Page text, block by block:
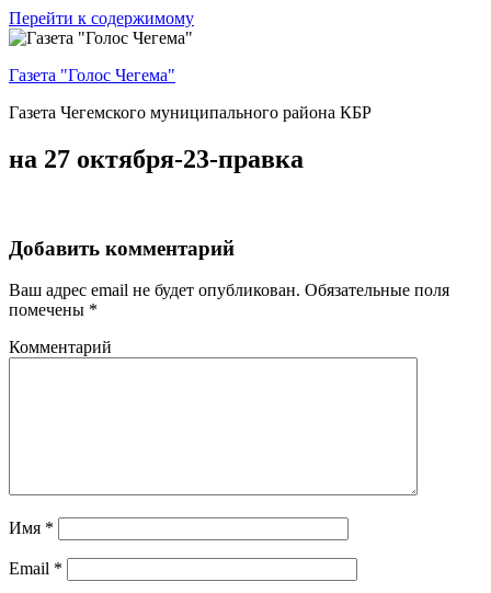
Перейти к содержимому
Газета "Голос Чегема"
Газета Чегемского муниципального района КБР
на 27 октября-23-правка
Добавить комментарий
Ваш адрес email не будет опубликован. Обязательные поля
помечены *
Комментарий
Имя *
Email *